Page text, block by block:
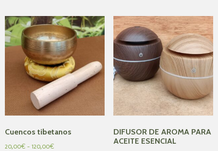
Cuencos tibetanos
20,00€ - 120,00€
DIFUSOR DE AROMA PARA
ACEITE ESENCIAL